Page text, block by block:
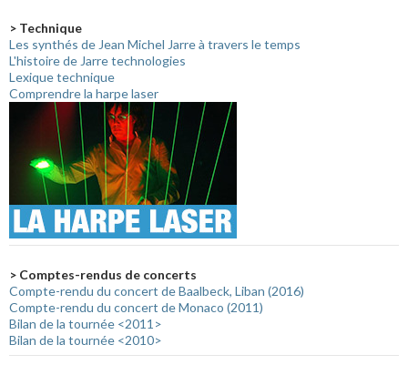
> Technique
Les synthés de Jean Michel Jarre à travers le temps
L'histoire de Jarre technologies
Lexique technique
Comprendre la harpe laser
> Comptes-rendus de concerts
Compte-rendu du concert de Baalbeck, Liban (2016)
Compte-rendu du concert de Monaco (2011)
Bilan de la tournée <2011>
Bilan de la tournée <2010>